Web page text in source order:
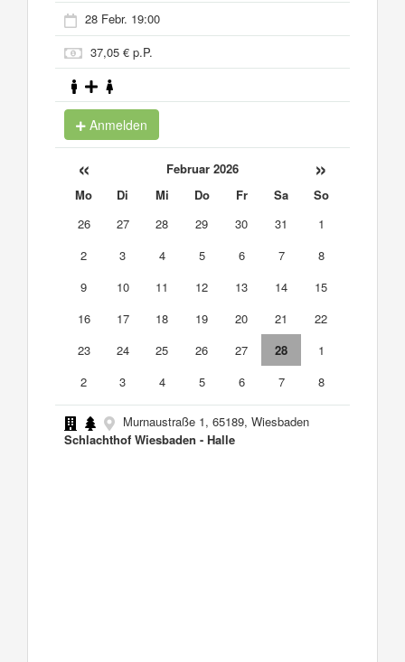
28 Febr. 19:00
37,05 € p.P.
Anmelden
« Februar 2026 »
Mo Di Mi Do Fr Sa
So
26
27 28 29 30 31
1
2
3 4 5 6 7
8
9
10 11 12 13 14
15
16
17 18 19 20 21
22
23
24 25 26 27 28
1
2
3 4 5 6 7 8
Murnaustraße 1, 65189, Wiesbaden
Schlachthof Wiesbaden - Halle